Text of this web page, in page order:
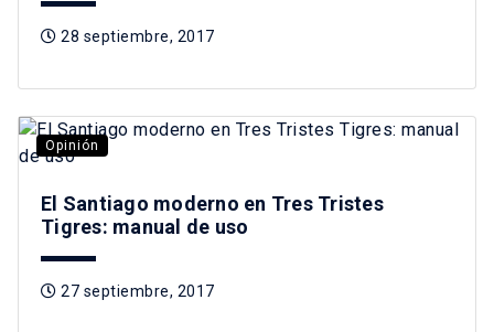
28 septiembre, 2017
Opinión
El Santiago moderno en Tres Tristes
Tigres: manual de uso
27 septiembre, 2017